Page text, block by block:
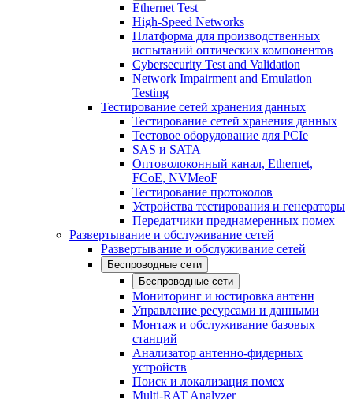
Ethernet Test
High-Speed Networks
Платформа для производственных
испытаний оптических компонентов
Cybersecurity Test and Validation
Network Impairment and Emulation
Testing
Тестирование сетей хранения данных
Тестирование сетей хранения данных
Тестовое оборудование для PCIe
SAS и SATA
Оптоволоконный канал, Ethernet,
FCoE, NVMeoF
Тестирование протоколов
Устройства тестирования и генераторы
Передатчики преднамеренных помех
Развертывание и обслуживание сетей
Развертывание и обслуживание сетей
Беспроводные сети
Беспроводные сети
Мониторинг и юстировка антенн
Управление ресурсами и данными
Монтаж и обслуживание базовых
станций
Анализатор антенно-фидерных
устройств
Поиск и локализация помех
Multi-RAT Analyzer